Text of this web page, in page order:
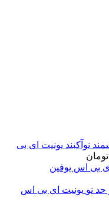
یونیت ای بی
تومان
بی اس یوفین
یونیت ای بی اس